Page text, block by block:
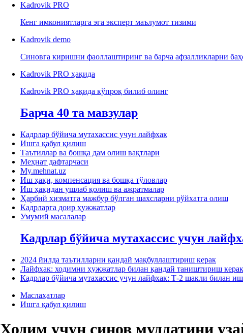
Kadrovik PRO
Кенг имкониятларга эга эксперт маълумот тизими
Kadrovik demo
Синовга киришни фаоллаштиринг ва барча афзалликларни
Kadrovik PRO ҳақида
Kadrovik PRO ҳақида кўпроқ билиб олинг
Барча 40 та мавзулар
Кадрлар бўйича мутахассис учун лайфхак
Ишга қабул қилиш
Таътиллар ва бошқа дам олиш вақтлари
Меҳнат дафтарчаси
My.mehnat.uz
Иш ҳақи, компенсация ва бошқа тўловлар
Иш ҳақидан ушлаб қолиш ва ажратмалар
Ҳарбий хизматга мажбур бўлган шахсларни рўйхатга олиш
Кадрларга доир ҳужжатлар
Умумий масалалар
Кадрлар бўйича мутахассис учун
2024 йилда таътилларни қандай мақбуллаштириш керак
Лайфхак: ходимни ҳужжатлар билан қандай таништириш керак
Кадрлар бўйича мутахассис учун лайфхак: Т-2 шакли билан
Маслаҳатлар
Ишга қабул қилиш
Ходим учун синов муддатини